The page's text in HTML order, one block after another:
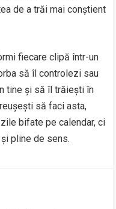
de a trăi mai conștient
fiecare clipă într-un
să îl controlezi sau
tine și să îl trăiești în
să faci asta,
bifate pe calendar, ci
pline de sens.